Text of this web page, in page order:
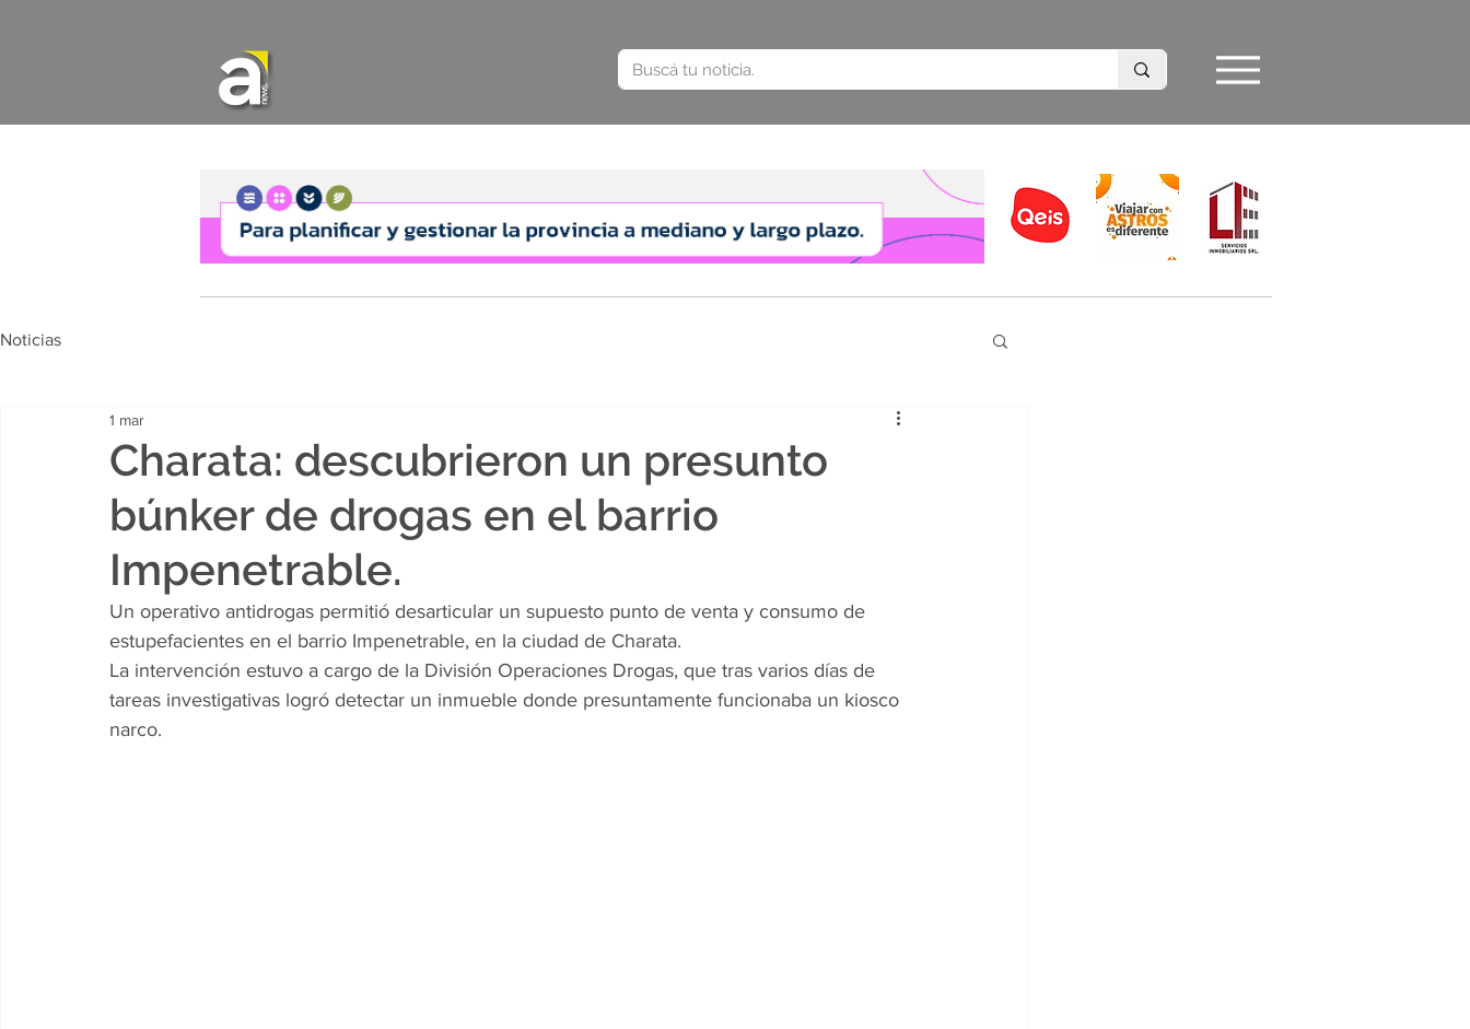
Noticias
Charata: descubrieron un presunto
búnker de drogas en el barrio
Impenetrable.
1 mar
Un operativo antidrogas permitió desarticular un supuesto punto de venta y consumo de
estupefacientes en el barrio Impenetrable, en la ciudad de Charata.
La intervención estuvo a cargo de la División Operaciones Drogas, que tras varios días de
tareas investigativas logró detectar un inmueble donde presuntamente funcionaba un kiosco
narco.